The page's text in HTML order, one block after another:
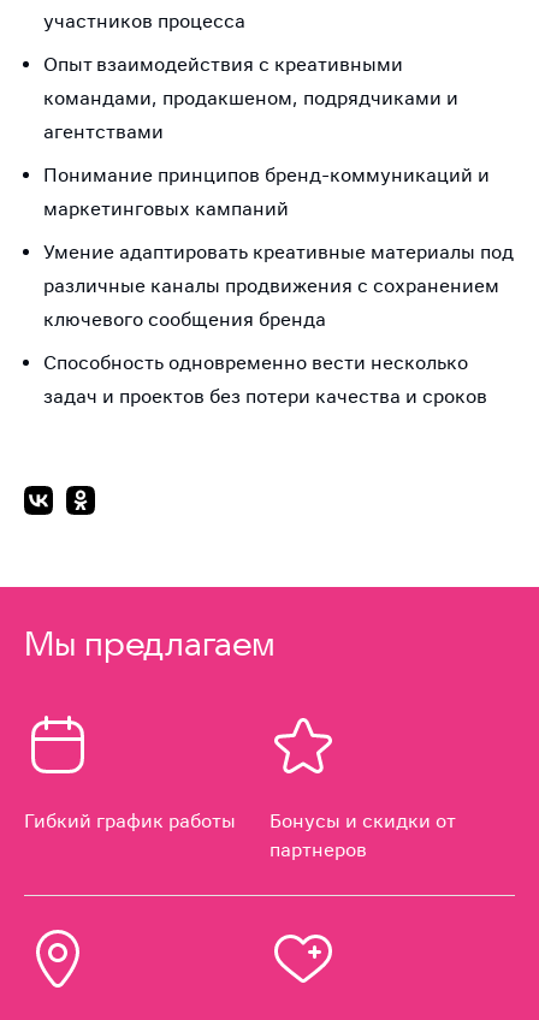
участников процесса
Опыт взаимодействия с креативными
командами, продакшеном, подрядчиками и
агентствами
Понимание принципов бренд-коммуникаций и
маркетинговых кампаний
Умение адаптировать креативные материалы под
различные каналы продвижения с сохранением
ключевого сообщения бренда
Способность одновременно вести несколько
задач и проектов без потери качества и сроков
Мы предлагаем
Гибкий график работы
Бонусы и скидки от
партнеров